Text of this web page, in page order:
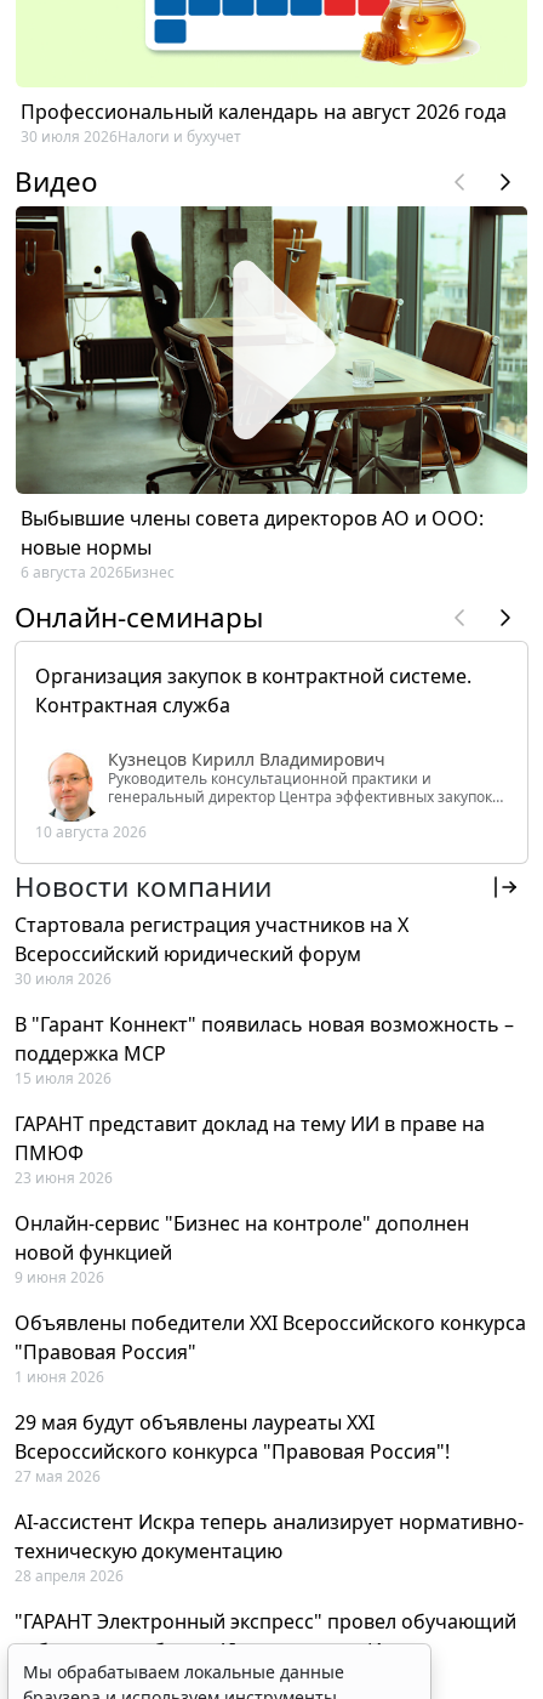
Профессиональный календарь на август 2026 года
30 июля 2026Налоги и бухучет
Видео
Выбывшие члены совета директоров АО и ООО:
новые нормы
6 августа 2026Бизнес
Онлайн-семинары
Организация закупок в контрактной системе.
Контрактная служба
Кузнецов Кирилл Владимирович
Руководитель консультационной практики и
генеральный директор Центра эффективных закупок
РФ
10 августа 2026
Новости компании
Стартовала регистрация участников на X
Всероссийский юридический форум
30 июля 2026
В "Гарант Коннект" появилась новая возможность –
поддержка MCP
15 июля 2026
ГАРАНТ представит доклад на тему ИИ в праве на
ПМЮФ
23 июня 2026
Онлайн-сервис "Бизнес на контроле" дополнен
новой функцией
9 июня 2026
Объявлены победители XXI Всероссийского конкурса
"Правовая Россия"
1 июня 2026
29 мая будут объявлены лауреаты XXI
Всероссийского конкурса "Правовая Россия"!
27 мая 2026
AI-ассистент Искра теперь анализирует нормативно-
техническую документацию
28 апреля 2026
"ГАРАНТ Электронный экспресс" провел обучающий
вебинар по работе с AI-ассистентом Искра
23 апреля 2026
Мы обрабатываем локальные данные